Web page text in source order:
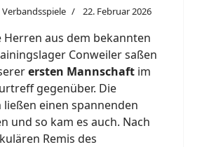
Verbandsspiele 22. Februar 2026
aus dem bekannten
Conweiler saßen
ersten Mannschaft im
gegenüber. Die
einen spannenden
und so kam es auch. Nach
Remis des